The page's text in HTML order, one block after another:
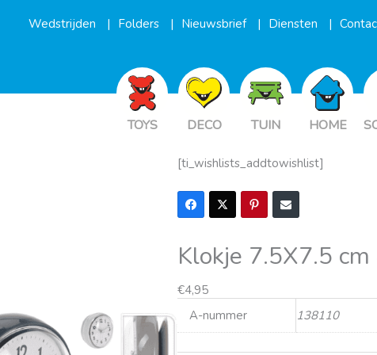
Wedstrijden Folders Nieuwsbrief Diensten
TOYS DECO TUIN HOME
[ti_wishlists_addtowishlist]
Klokje 7.5X7.5
€4,95
A-nummer
138110